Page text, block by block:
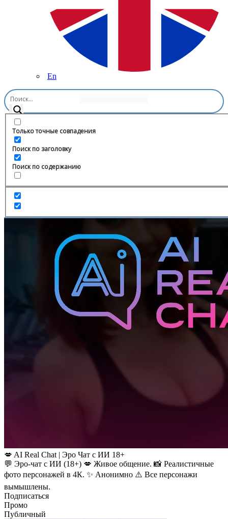
En
Только точные совпадения
Поиск по заголовку
Поиск по содержанию
Главная
💋 AI Real Chat | Эро Чат с ИИ 18+
💬 Эро-чат с ИИ (18+) 💋 Живое общение. 📸 Реалистичные
фото персонажей в 4К. ✨ Анонимно ⚠️ Все персонажи
вымышлены.
Подписаться
Промо
Публичный